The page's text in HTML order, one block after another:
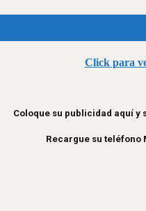
Click para
Coloque su publicidad aquí y
Recargue su teléfono